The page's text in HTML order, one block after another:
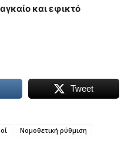
και εφικτό
Tweet
Νομοθετική ρύθμιση